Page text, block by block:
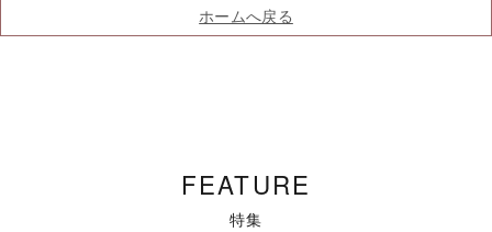
ホームへ戻る
FEATURE
特集